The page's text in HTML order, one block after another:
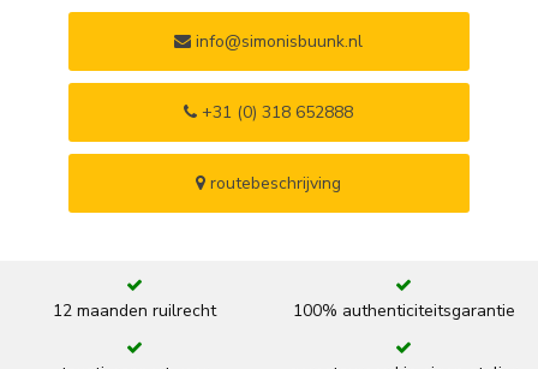
info@simonisbuunk.nl
+31 (0) 318 652888
routebeschrijving
12 maanden ruilrecht 100% authenticiteitsgarantie